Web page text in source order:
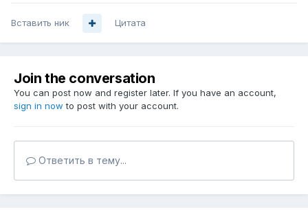
Вставить ник Цитата
Join the conversation
You can post now and register later. If you have an account,
sign in now to post with your account.
Ответить в тему...